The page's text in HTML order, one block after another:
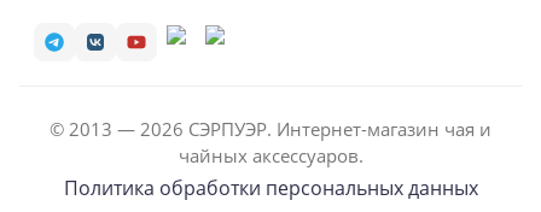
© 2013 — 2026 СЭРПУЭР. Интернет-магазин чая и
чайных аксессуаров.
Политика обработки персональных данных